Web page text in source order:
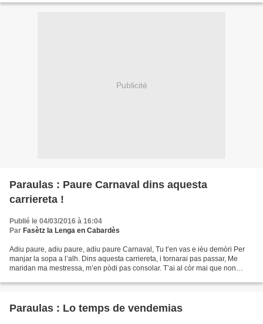
Publicité
Paraulas : Paure Carnaval dins aquesta
carriereta !
Publié le 04/03/2016 à 16:04
Par Fasètz la Lenga en Cabardès
Adiu paure, adiu paure, adiu paure Carnaval, Tu t’en vas e ièu demòri Per
manjar la sopa a l’alh. Dins aquesta carriereta, i tornarai pas passar, Me
maridan ma mestressa, m’en pòdi pas consolar. T’ai al còr mai que non
Paraulas : Lo temps de vendemias